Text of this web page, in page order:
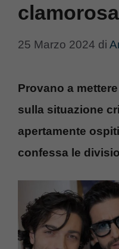
clamorosa
25 Marzo 2024 di
Provano a
sulla situazione
apertamente
confessa le